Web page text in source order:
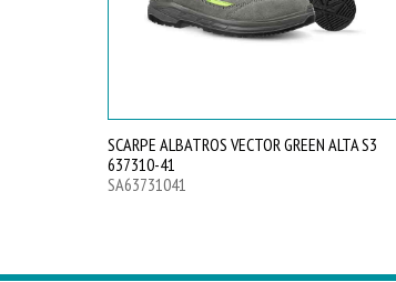
SCARPE ALBATROS VECTOR GREEN ALTA S3
637310-41
SA63731041